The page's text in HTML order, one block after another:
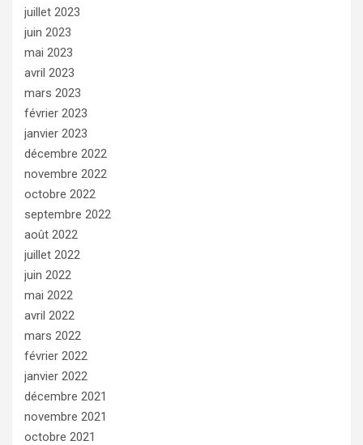
juillet 2023
juin 2023
mai 2023
avril 2023
mars 2023
février 2023
janvier 2023
décembre 2022
novembre 2022
octobre 2022
septembre 2022
août 2022
juillet 2022
juin 2022
mai 2022
avril 2022
mars 2022
février 2022
janvier 2022
décembre 2021
novembre 2021
octobre 2021